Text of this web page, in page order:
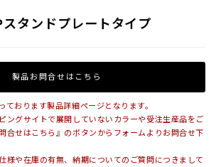
タンドプレートタイプ
製品お問合せはこちら
ております製品詳細ページとなります。
ングサイトで展開していないカラーや受注生産品をご
合せはこちら』のボタンからフォームよりお問合せ下
様や在庫の有無、納期についてのご質問につきまして